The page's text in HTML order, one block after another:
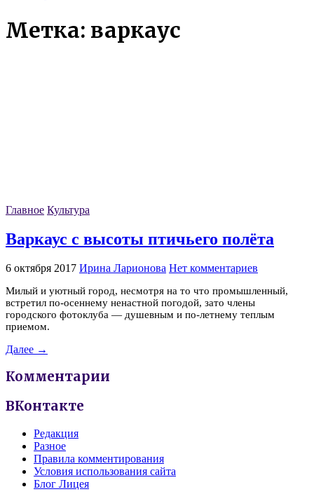
Метка: варкаус
Главное Культура
Варкаус с высоты птичьего полёта
6 октября 2017 Ирина Ларионова Нет комментариев
Милый и уютный город, несмотря на то что промышленный,
встретил по-осеннему ненастной погодой, зато члены
городского фотоклуба — душевным и по-летнему теплым
приемом.
Далее →
Комментарии
ВКонтакте
Редакция
Разное
Правила комментирования
Условия использования сайта
Блог Лицея